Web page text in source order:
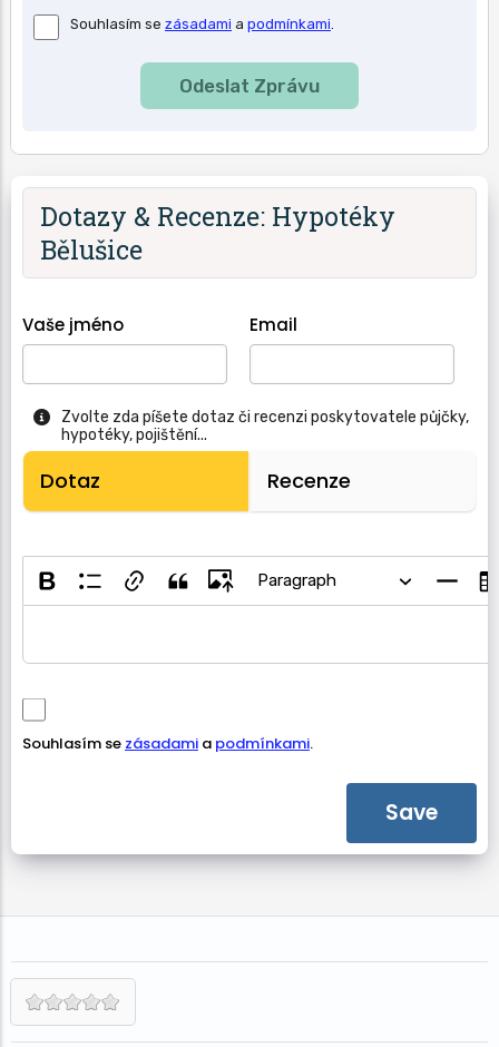
Souhlas
se
Souhlasím se zásadami a podmínkami
Dotazy & Recenze: Hypotéky
Bělušice
Vaše jméno Email
Zvolte zda píšete dotaz či recenzi poskytovatele půjčky,
hypotéky, pojištění...
Dotaz Recenze
Paragraph
Souhlasím se zásadami a podmínkami.